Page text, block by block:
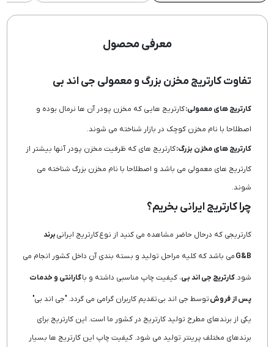
معرفی محصول
تفاوت کارتریج مخزن بزرگ و معمولی جی اند بی
کارتریج های معمولی:کارتریج هایی که مخزن پودر آن ها نرمال بوده و
اصطلاحا با نام مخزن کوچک در بازار شناخته می شوند.
کارتریج های مخزن بزرگ:کارتریج های که ظرفیت مخزن پودر آنها بیشتر از
کارتریج های معمولی می باشد و اصطلاحا با نام مخزن بزرگ شناخته می
شوند.
چرا کارتریج ایرانی بخریم؟
کارتریجی که درحال حاضر مشاهده می کنید از نوع کارتریج ایرانیبرند
G&Bمی باشد که کلیه مراحل تولید و بسته بندی آن داخل کشور انجام می
شود.کارتریج جی اند بی، کیفیت چاپ مناسبی داشته و باگارانتی و خدمات
پس از فروشتوسط جی اند بی تقدیم کاربران گرامی می گردد. "جی اند بی"
یکی از برندهای مطرح تولید کارتریج در کشور ما است. این کارتریج برای
برندهای مختلف پرینتر تولید می شود. کیفیت چاپ این کارتریج ها بسیار